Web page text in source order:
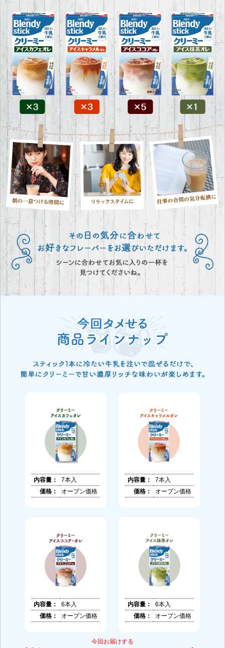
内容量：
7本入
価格：
オープン価格
内容量：
7本入
価格：
オープン価格
内容量：
6本入
価格：
オープン価格
内容量：
6本入
価格：
オープン価格
今回お届けする